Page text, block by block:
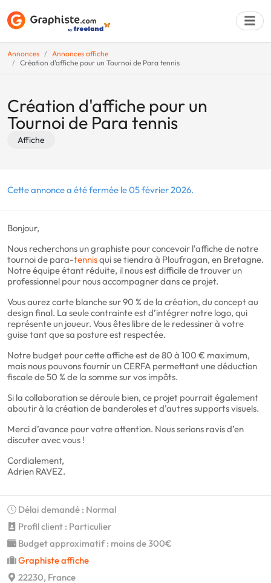
Annonces
Annonces affiche
Création d'affiche pour un Tournoi de Para tennis
Création d'affiche pour un
Tournoi de Para tennis
Affiche
Cette annonce a été fermée le 05 février 2026.
Bonjour,
Nous recherchons un graphiste pour concevoir l'affiche de notre
tournoi de para-tennisqui se tiendra à Ploufragan, en Bretagne.
Notre équipe étant réduite, il nous est difficile de trouver un
professionnel pour nous accompagner dans ce projet.
Vous aurez carte blanche sur 90 % de la création, du concept au
design final. La seule contrainte est d’intégrer notre logo, qui
représente un joueur. Vous êtes libre de le redessiner à votre
guise tant que sa posture est respectée.
Notre budget pour cette affiche est de 80 à 100 € maximum,
mais nous pouvons fournir un CERFA permettant une déduction
fiscale de 50 % de la somme sur vos impôts.
Si la collaboration se déroule bien, ce projet pourrait également
aboutir à la création de banderoles et d'autres supports visuels.
Merci d’avance pour votre attention. Nous serions ravis d’en
discuter avec vous !
Cordialement,
Adrien RAVEZ.
Délai demandé : Normal
Profil client : Particulier
Budget approximatif : moins de 300€
Graphiste affiche
22230, France